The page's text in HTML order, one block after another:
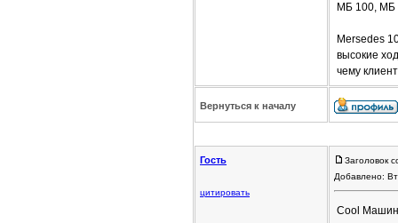
МБ 100, МБ
Mersedes
высокие
чему
Вернуться к началу
Гость
цитировать
Заголовок
Добавлено:
Cool